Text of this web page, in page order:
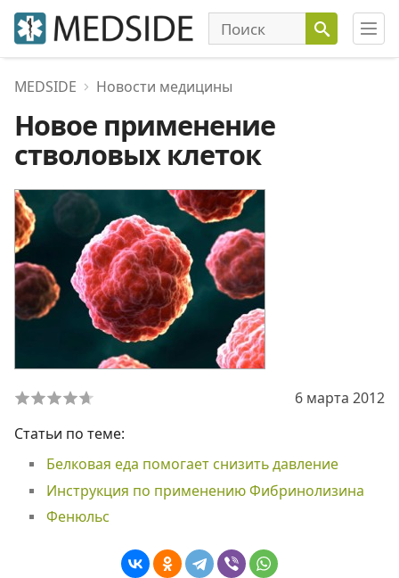
MEDSIDE Новости медицины
Новое применение
стволовых клеток
6 марта 2012
Статьи по теме:
Белковая еда помогает снизить давление
Инструкция по применению Фибринолизина
Фенюльс